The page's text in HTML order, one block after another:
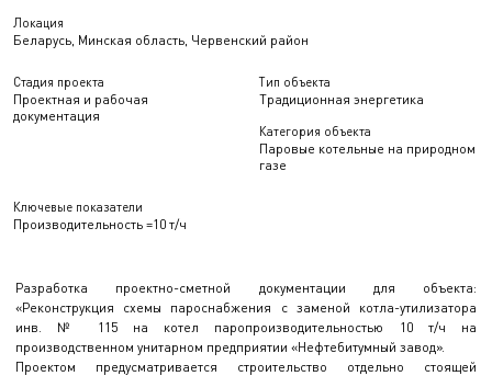
Локация
Беларусь, Минская область, Червенский район
Стадия проекта
Проектная и рабочая
документация
Тип объекта
Традиционная энергетика
Категория объекта
Паровые котельные на природном
газе
Ключевые показатели
Производительность =10 т/ч
Разработка проектно-сметной документации для объекта:
«Реконструкция схемы пароснабжения с заменой котла-утилизатора
инв. № 115 на котел паропроизводительностью 10 т/ч на
производственном унитарном предприятии «Нефтебитумный завод».
Проектом предусматривается строительство отдельно стоящей